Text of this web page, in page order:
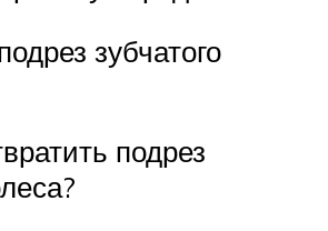
зубчатого
подрез